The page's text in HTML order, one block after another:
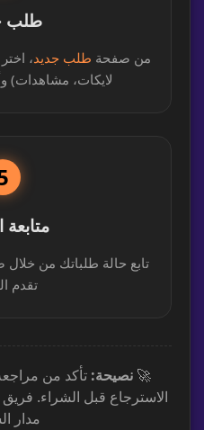
طلب
من صفحة طلب جديد،
لايكات، مشاهدات)
تابع حالة طلباتك من
تقدم
🚀نصيحة:تأكد من
الاسترجاع قبل الشراء.
مدار